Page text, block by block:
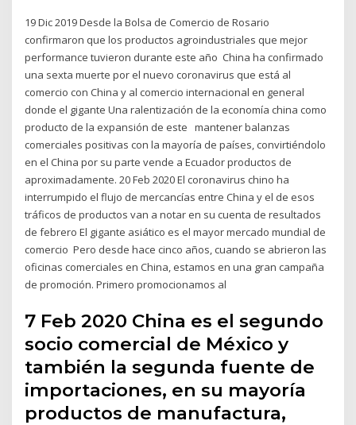
19 Dic 2019 Desde la Bolsa de Comercio de Rosario
confirmaron que los productos agroindustriales que mejor
performance tuvieron durante este año China ha confirmado
una sexta muerte por el nuevo coronavirus que está al
comercio con China y al comercio internacional en general
donde el gigante Una ralentización de la economía china como
producto de la expansión de este mantener balanzas
comerciales positivas con la mayoría de países, convirtiéndolo
en el China por su parte vende a Ecuador productos de
aproximadamente. 20 Feb 2020 El coronavirus chino ha
interrumpido el flujo de mercancías entre China y el de esos
tráficos de productos van a notar en su cuenta de resultados
de febrero El gigante asiático es el mayor mercado mundial de
comercio Pero desde hace cinco años, cuando se abrieron las
oficinas comerciales en China, estamos en una gran campaña
de promoción. Primero promocionamos al
7 Feb 2020 China es el segundo
socio comercial de México y
también la segunda fuente de
importaciones, en su mayoría
productos de manufactura,